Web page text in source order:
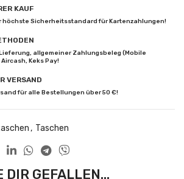
KAUF
höchste Sicherheitsstandard für Kartenzahlungen!
allgemeiner Zahlungsbeleg (Mobile
Keks Pay!
VERSAND
für alle Bestellungen über 50 €!
, Taschen
DIR GEFALLEN...